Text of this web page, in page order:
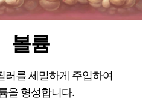
볼륨
러를 세밀하게 주입하여
을 형성합니다.